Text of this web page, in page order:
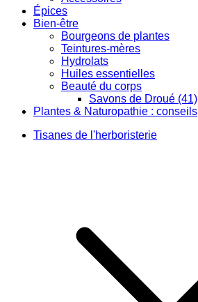
Épices
Bien-être
Bourgeons de plantes
Teintures-mères
Hydrolats
Huiles essentielles
Beauté du corps
Savons de Droué (41)
Plantes & Naturopathie : conseils
Tisanes de l'herboristerie